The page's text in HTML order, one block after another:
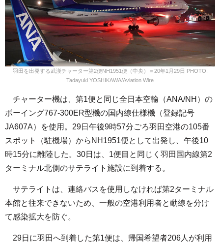
羽田を出発する武漢チャーター第2便NH1951便（中央）＝20年1月29日 PHOTO:
Tadayuki YOSHIKAWA/Aviation Wire
チャーター機は、第1便と同じ全日本空輸（ANA/NH）の
ボーイング767-300ER型機の国内線仕様機（登録記号
JA607A）を使用。29日午後9時57分ごろ羽田空港の105番
スポット（駐機場）からNH1951便として出発し、午後10
時15分に離陸した。30日は、1便目と同じく羽田国内線第2
ターミナル北側のサテライト施設に到着する。
サテライトは、連絡バスを使用しなければ第2ターミナル
本館と往来できないため、一般の空港利用者と動線を分け
て感染拡大を防ぐ。
29日に羽田へ到着した第1便は、帰国希望者206人が利用